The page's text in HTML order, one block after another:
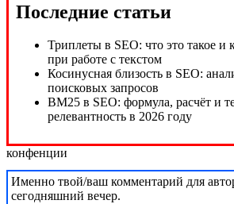
Последние статьи
конфенции
Именно твой/ваш комментарий для
сегодняшний вечер.